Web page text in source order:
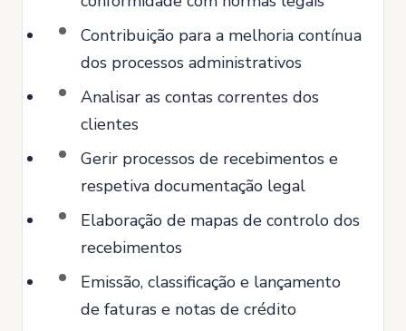
Contribuição para a melhoria contínua
dos processos administrativos
Analisar as contas correntes dos
clientes
Gerir processos de recebimentos e
respetiva documentação legal
Elaboração de mapas de controlo dos
recebimentos
Emissão, classificação e lançamento
de faturas e notas de crédito